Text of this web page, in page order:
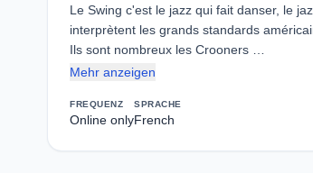
Le Swing c'est le jazz qui fait danser, le
interprètent les grands standards
Ils sont nombreux les Crooners …
Mehr anzeigen
FREQUENZ
Online only
SPRACHE
French